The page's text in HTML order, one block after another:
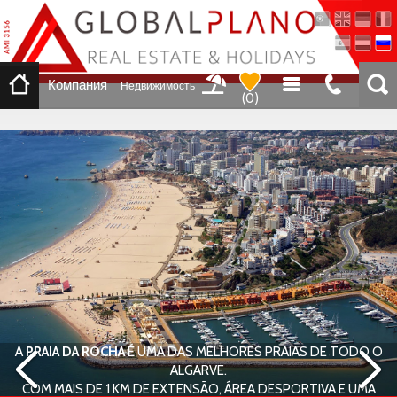
Компания Недвижимость
(0)
A PRAIA DA ROCHAÉ UMA DAS MELHORES PRAIAS DE TODO O
ALGARVE.
COM MAIS DE 1 KM DE EXTENSÃO, ÁREA DESPORTIVA E UMA